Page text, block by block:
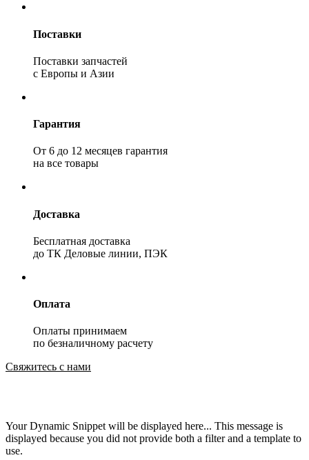
Поставки
Поставки запчастей
с Европы и Азии
Гарантия
От 6 до 12 месяцев гарантия
на все товары
Доставка
Бесплатная доставка
до ТК Деловые линии, ПЭК
Оплата
Оплаты принимаем
по безналичному расчету
Свяжитесь с нами
Your Dynamic Snippet will be displayed here... This message is
displayed because you did not provide both a filter and a template to
use.